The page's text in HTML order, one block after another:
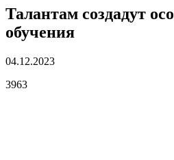
Талантам создадут
обучения
04.12.2023
3963